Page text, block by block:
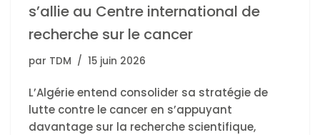
s’allie au Centre international de
recherche sur le cancer
par TDM 15 juin 2026
L’Algérie entend consolider sa stratégie de
lutte contre le cancer en s’appuyant
davantage sur la recherche scientifique,